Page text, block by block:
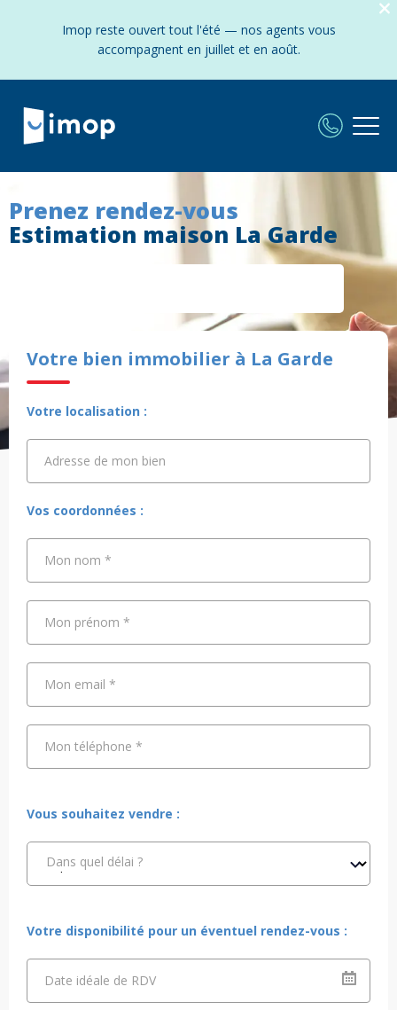
Imop reste ouvert tout l'été — nos agents vous
accompagnent en juillet et en août.
Prenez rendez-vous
Estimation maison La Garde
Votre bien immobilier à La Garde
Votre localisation :
Adresse de mon bien
Adresse de mon bien
Vos coordonnées :
Mon nom *
Mon prénom *
Mon email *
Mon téléphone *
Vous souhaitez vendre :
Dans quel délai ?
Votre disponibilité pour un éventuel rendez-vous :
Date idéale de RDV